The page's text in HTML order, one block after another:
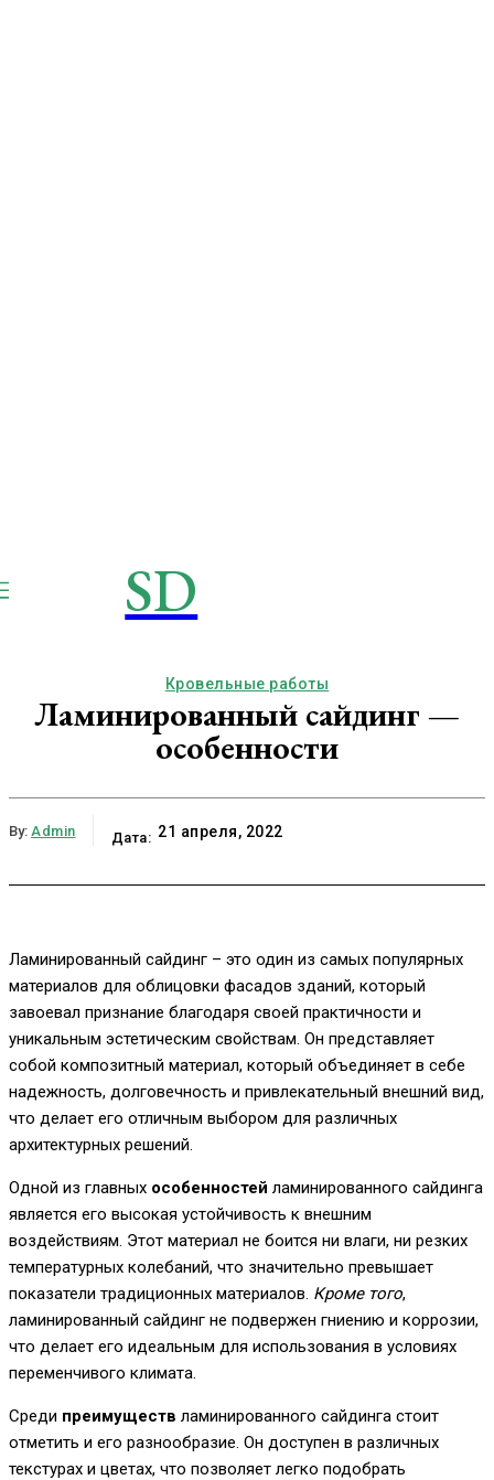
SD
Кровельные работы
Ламинированный сайдинг —
особенности
By: Admin Дата: 21 апреля, 2022
Ламинированный сайдинг – это один из самых популярных
материалов для облицовки фасадов зданий, который
завоевал признание благодаря своей практичности и
уникальным эстетическим свойствам. Он представляет
собой композитный материал, который объединяет в себе
надежность, долговечность и привлекательный внешний вид,
что делает его отличным выбором для различных
архитектурных решений.
Одной из главных особенностей ламинированного сайдинга
является его высокая устойчивость к внешним
воздействиям. Этот материал не боится ни влаги, ни резких
температурных колебаний, что значительно превышает
показатели традиционных материалов. Кроме того,
ламинированный сайдинг не подвержен гниению и коррозии,
что делает его идеальным для использования в условиях
переменчивого климата.
Среди преимуществ ламинированного сайдинга стоит
отметить и его разнообразие. Он доступен в различных
текстурах и цветах, что позволяет легко подобрать